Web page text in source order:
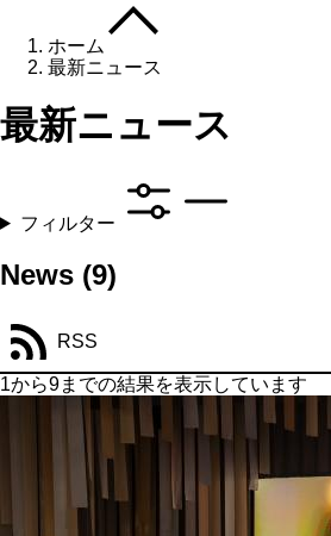
ホーム
最新ニュース
最新ニュース
フィルター
News (9)
RSS
1から9までの結果を表示しています